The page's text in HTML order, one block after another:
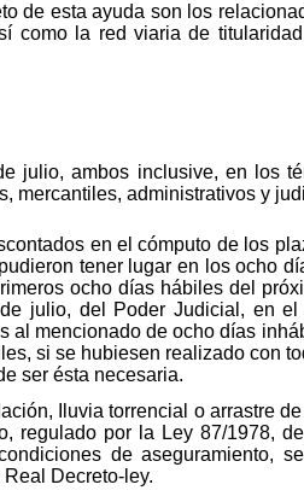
de esta ayuda son los
como la red viaria de
julio, ambos inclusive, en los
mercantiles, administrativos y
en el cómputo de los
tener lugar en los ocho
ocho días hábiles del
julio, del Poder Judicial, en
al mencionado de ocho días
si se hubiesen realizado con
ser ésta necesaria.
Iluvia torrencial o arrastre
regulado por la Ley 87/1978,
de aseguramiento,
Decreto-ley.